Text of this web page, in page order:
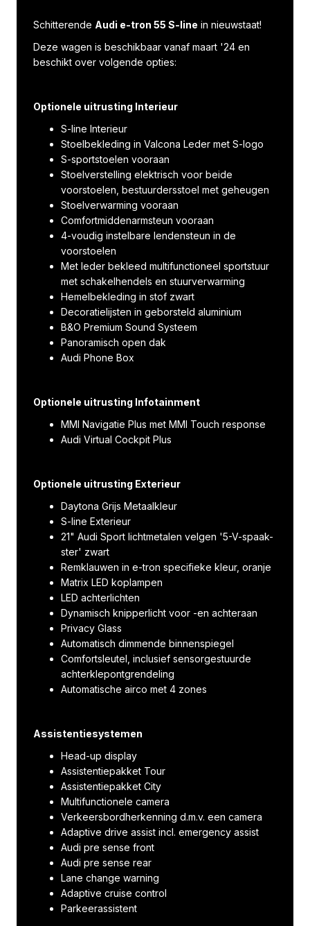
Schitterende Audi e-tron 55 S-line in nieuwstaat!
Deze wagen is beschikbaar vanaf maart '24 en
beschikt over volgende opties:
Optionele uitrusting Interieur
S-line Interieur
Stoelbekleding in Valcona Leder met S-logo
S-sportstoelen vooraan
Stoelverstelling elektrisch voor beide
voorstoelen, bestuurdersstoel met geheugen
Stoelverwarming vooraan
Comfortmiddenarmsteun vooraan
4-voudig instelbare lendensteun in de
voorstoelen
Met leder bekleed multifunctioneel sportstuur
met schakelhendels en stuurverwarming
Hemelbekleding in stof zwart
Decoratielijsten in geborsteld aluminium
B&O Premium Sound Systeem
Panoramisch open dak
Audi Phone Box
Optionele uitrusting Infotainment
MMI Navigatie Plus met MMI Touch response
Audi Virtual Cockpit Plus
Optionele uitrusting Exterieur
Daytona Grijs Metaalkleur
S-line Exterieur
21" Audi Sport lichtmetalen velgen '5-V-spaak-
ster' zwart
Remklauwen in e-tron specifieke kleur, oranje
Matrix LED koplampen
LED achterlichten
Dynamisch knipperlicht voor -en achteraan
Privacy Glass
Automatisch dimmende binnenspiegel
Comfortsleutel, inclusief sensorgestuurde
achterklepontgrendeling
Automatische airco met 4 zones
Assistentiesystemen
Head-up display
Assistentiepakket Tour
Assistentiepakket City
Multifunctionele camera
Verkeersbordherkenning d.m.v. een camera
Adaptive drive assist incl. emergency assist
Audi pre sense front
Audi pre sense rear
Lane change warning
Adaptive cruise control
Parkeerassistent